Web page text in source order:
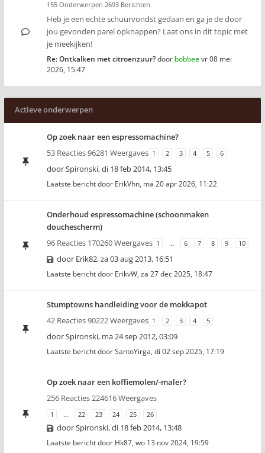
155 Onderwerpen 2693 Berichten
Heb je een echte schuurvondst gedaan en ga je de door
jou gevonden parel opknappen? Laat ons in dit topic met
je meekijken!
Re: Ontkalken met citroenzuur?door bobbeevr 08 mei
2026, 15:47
Actieve onderwerpen
Op zoek naar een espressomachine?
53 Reacties 96281 Weergaves 1 2 3 4 5 6
doorSpironski,di 18 feb 2014, 13:45
Laatste bericht door ErikVhn, ma 20 apr 2026, 11:22
Onderhoud espressomachine (schoonmaken
douchescherm)
96 Reacties 170260 Weergaves 1 … 6 7 8 9 10
door Erik82,za 03 aug 2013, 16:51
Laatste bericht door ErikvW, za 27 dec 2025, 18:47
Stumptowns handleiding voor de mokkapot
42 Reacties 90222 Weergaves 1 2 3 4 5
doorSpironski, ma 24 sep 2012, 03:09
Laatste bericht doorSantoYirga, di 02 sep 2025, 17:19
Op zoek naar een koffiemolen/-maler?
256 Reacties 224616 Weergaves
1 … 22 23 24 25 26
doorSpironski,di 18 feb 2014, 13:48
Laatste bericht door Hk87, wo 13 nov 2024, 19:59